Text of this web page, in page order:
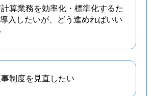
算業務を効率化・標準化するた
入したいが、どう進めればいい
制度を 見直したい